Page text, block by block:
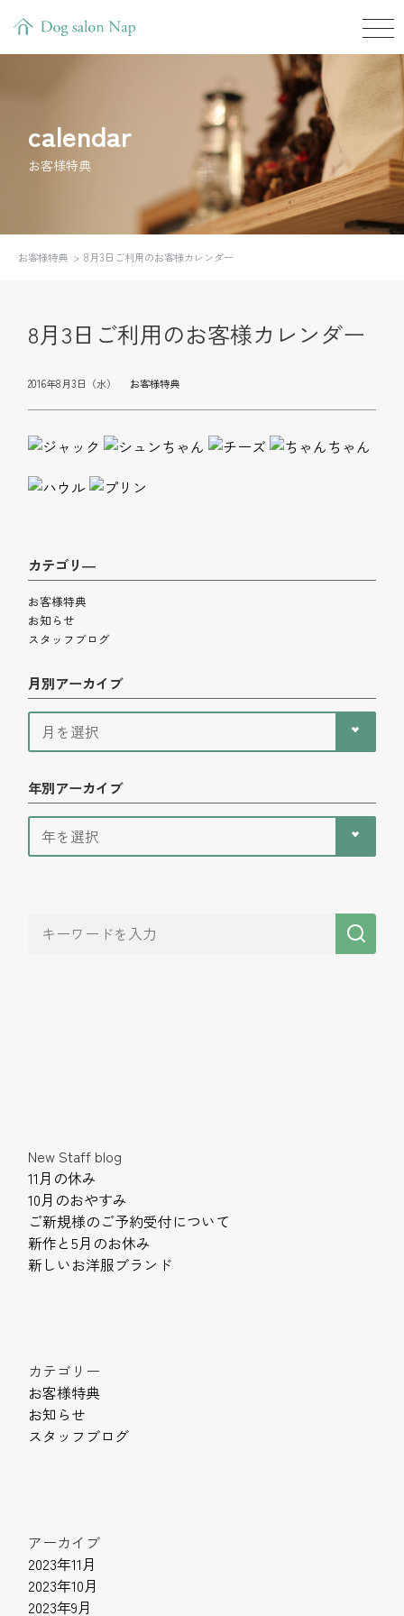
calendar
お客様特典
お客様特典 8月3日ご利用のお客様カレンダー
8月3日ご利用のお客様カレンダー
2016年8月3日（水） お客様特典
カテゴリ―
お客様特典
お知らせ
スタッフブログ
月別アーカイブ
年別アーカイブ
New Staff blog
11月の休み
10月のおやすみ
ご新規様のご予約受付について
新作と5月のお休み
新しいお洋服ブランド
カテゴリー
お客様特典
お知らせ
スタッフブログ
アーカイブ
2023年11月
2023年10月
2023年9月